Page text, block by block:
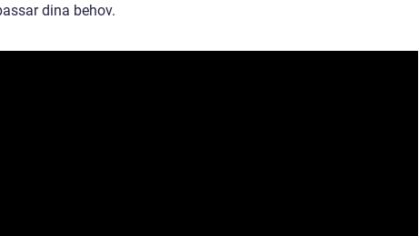
dina behov.